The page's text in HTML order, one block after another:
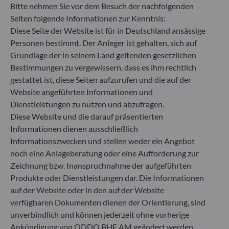
(Umwelt und/oder Soziales und/oder Governance)
in den Anlageentscheidungsprozess einbezieht.
Artikel 9: Das Fondsmanagementteam verfolgt ein
striktes nachhaltiges Anlageziel, das wesentlich zu
den Herausforderungen des ökologischen
Übergangs beiträgt, und adressiert
Nachhaltigkeitsrisiken durch Ratings, die vom
externen ESG-Datenanbieter der
Verwaltungsgesellschaft bereitgestellt werden.
Bitte nehmen Sie vor dem Besuch der nachfolgenden
Seiten folgende Informationen zur Kenntnis:
Diese Seite der Website ist für in Deutschland ansässige
Personen bestimmt. Der Anleger ist gehalten, sich auf
Grundlage der in seinem Land geltenden gesetzlichen
Bestimmungen zu vergewissern, dass es ihm rechtlich
gestattet ist, diese Seiten aufzurufen und die auf der
Website angeführten Informationen und
Dienstleistungen zu nutzen und abzufragen.
Diese Website und die darauf präsentierten
Informationen dienen ausschließlich
Informationszwecken und stellen weder ein Angebot
noch eine Anlageberatung oder eine Aufforderung zur
Zeichnung bzw. Inanspruchnahme der aufgeführten
Produkte oder Dienstleistungen dar. Die Informationen
auf der Website oder in den auf der Website
verfügbaren Dokumenten dienen der Orientierung, sind
unverbindlich und können jederzeit ohne vorherige
Ankündigung von ODDO BHF AM geändert werden.